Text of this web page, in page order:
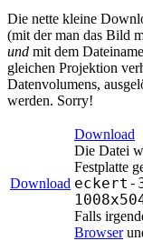
Die nette kleine
(mit der man das Bild
und mit dem
gleichen Projektion
Datenvolumens,
werden. Sorry!
Download
Download
Die Datei
Festplatte
Falls
Browser